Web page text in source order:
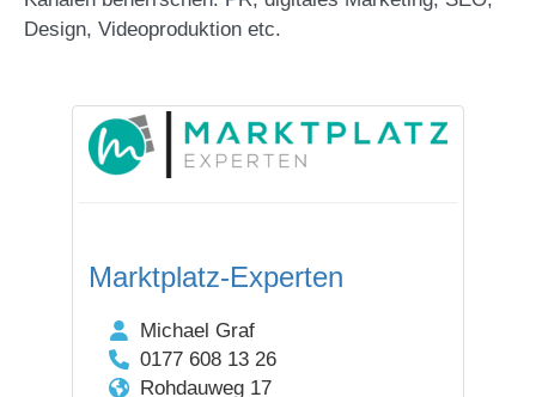
Design, Videoproduktion etc.
Marktplatz-Experten
Michael Graf
0177 608 13 26
Rohdauweg 17